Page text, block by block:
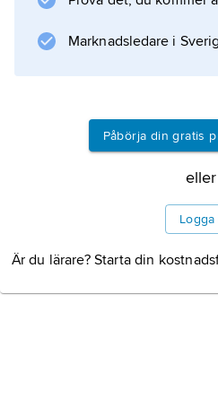
Information om
Marknadsledare i
Påbörja din gratis
eller
Logga
Är du lärare? Starta din